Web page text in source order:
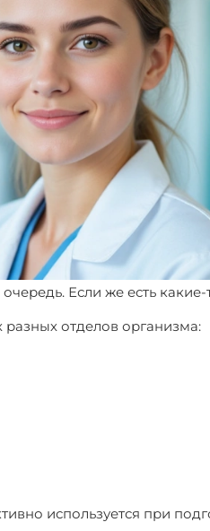
Если же есть
отделов организма:
используется при